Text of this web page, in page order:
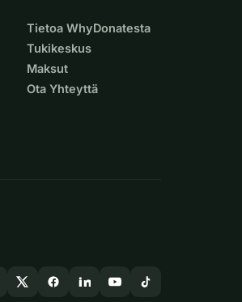
Tietoa WhyDonatesta
Tukikeskus
Maksut
Ota Yhteyttä